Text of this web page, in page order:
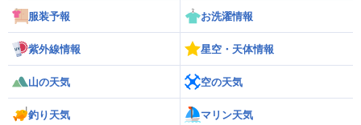
服装予報 お洗濯情報
紫外線情報 星空・天体情報
山の天気 空の天気
釣り天気 マリン天気